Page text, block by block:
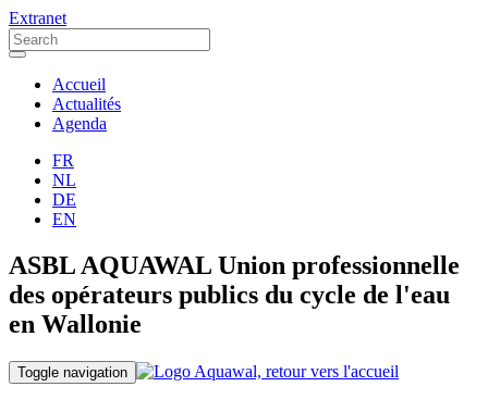
Extranet
Accueil
Actualités
Agenda
FR
NL
DE
EN
ASBL AQUAWAL Union professionnelle
des opérateurs publics du cycle de l'eau
en Wallonie
Toggle navigation